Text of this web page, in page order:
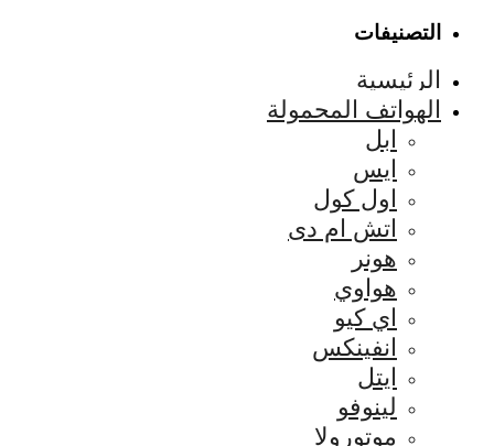
التصنيفات
الرئيسية
الهواتف المحمولة
ابل
ايس
اول كول
اتش ام دى
هونر
هواوي
اي كيو
انفينكس
ايتل
لينوفو
موتورولا